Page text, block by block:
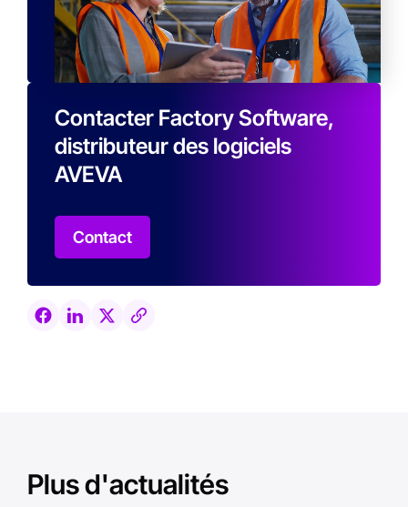
Contacter Factory Software,
distributeur des logiciels
AVEVA
Contact
Plus d'actualités